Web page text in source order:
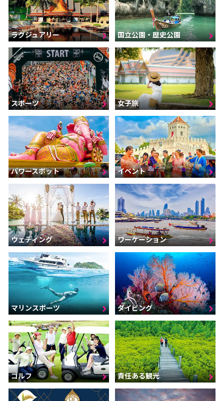
ラグジュアリー 国立公園・歴史公園
スポーツ 女子旅
パワースポット イベント
ウェディング ワーケーション
マリンスポーツ ダイビング
ゴルフ 責任ある観光